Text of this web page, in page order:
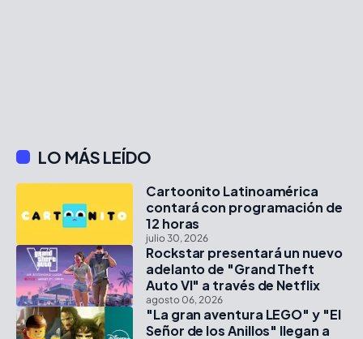
LO MÁS LEÍDO
Cartoonito Latinoamérica
contará con programación de
12 horas
julio 30, 2026
Rockstar presentará un nuevo
adelanto de "Grand Theft
Auto VI" a través de Netflix
agosto 06, 2026
"La gran aventura LEGO" y "El
Señor de los Anillos" llegan a